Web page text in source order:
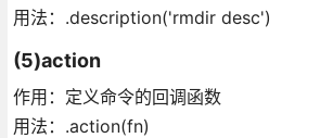
用法：.description('rmdir desc')
(5)action
作用：定义命令的回调函数
用法：.action(fn)